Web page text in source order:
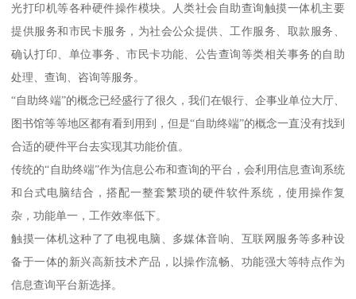
光打印机等各种硬件操作模块。人类社会自助查询触摸一体机主要
提供服务和市民卡服务，为社会公众提供、工作服务、取款服务、
确认打印、单位事务、市民卡功能、公告查询等类相关事务的自助
处理、查询、咨询等服务。
“自助终端”的概念已经盛行了很久，我们在银行、企事业单位大厅、
图书馆等等地区都有看到用到，但是“自助终端”的概念一直没有找到
合适的硬件平台去实现其功能价值。
传统的“自助终端”作为信息公布和查询的平台，会利用信息查询系统
和台式电脑结合，搭配一整套繁琐的硬件软件系统，使用操作复
杂，功能单一，工作效率低下。
触摸一体机这种了了电视电脑、多媒体音响、互联网服务等多种设
备于一体的新兴高新技术产品，以操作流畅、功能强大等特点作为
信息查询平台新选择。